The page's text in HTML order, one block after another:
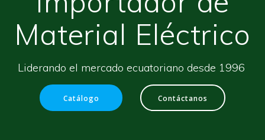
Material Eléctrico
Liderando el mercado ecuatoriano desde 1996
Catálogo Contáctanos